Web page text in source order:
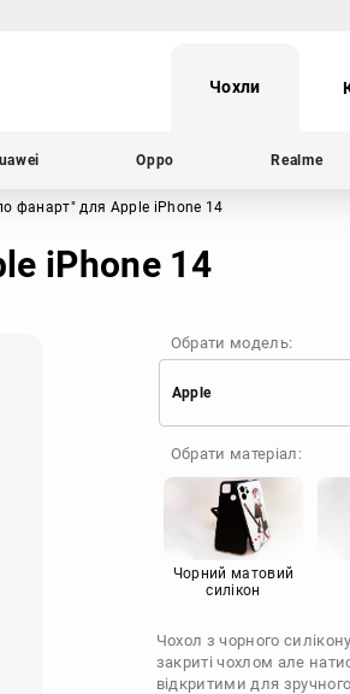
Чохли
Oppo Realme
фанарт" для Apple iPhone 14
iPhone 14
Обрати модель:
Apple
Samsung
Apple
Oppo
Realme
OnePlus
Google
Doogee
Motorola
Обрати матеріал:
Чорний матовий
силікон
Чохол з чорного
закриті чохлом але
відкритими для